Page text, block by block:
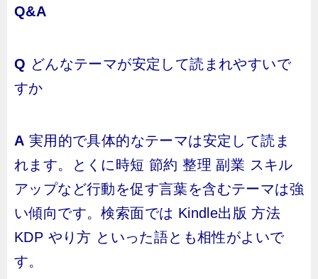
Q&A
Q どんなテーマが安定して読まれやすいで
すか
A 実用的で具体的なテーマは安定して読ま
れます。とくに時短 節約 整理 副業 スキル
アップなど行動を促す言葉を含むテーマは強
い傾向です。検索面では Kindle出版 方法
KDP やり方 といった語とも相性がよいで
す。